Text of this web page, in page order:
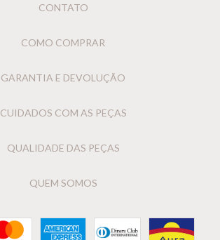
CONTATO
COMO COMPRAR
GARANTIA E DEVOLUÇÃO
CUIDADOS COM AS PEÇAS
QUALIDADE DAS PEÇAS
QUEM SOMOS